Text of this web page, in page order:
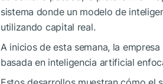
sistema donde un modelo de
utilizando capital real.
A inicios de esta semana, la
basada en inteligencia artificial